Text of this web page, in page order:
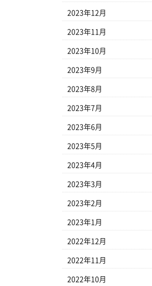
2023年12月
2023年11月
2023年10月
2023年9月
2023年8月
2023年7月
2023年6月
2023年5月
2023年4月
2023年3月
2023年2月
2023年1月
2022年12月
2022年11月
2022年10月